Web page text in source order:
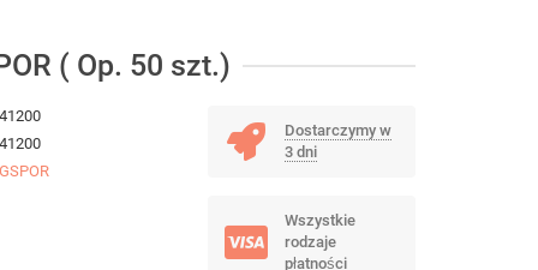
( Op. 50 szt.)
Dostarczymy w
3 dni
Wszystkie
rodzaje
płatności